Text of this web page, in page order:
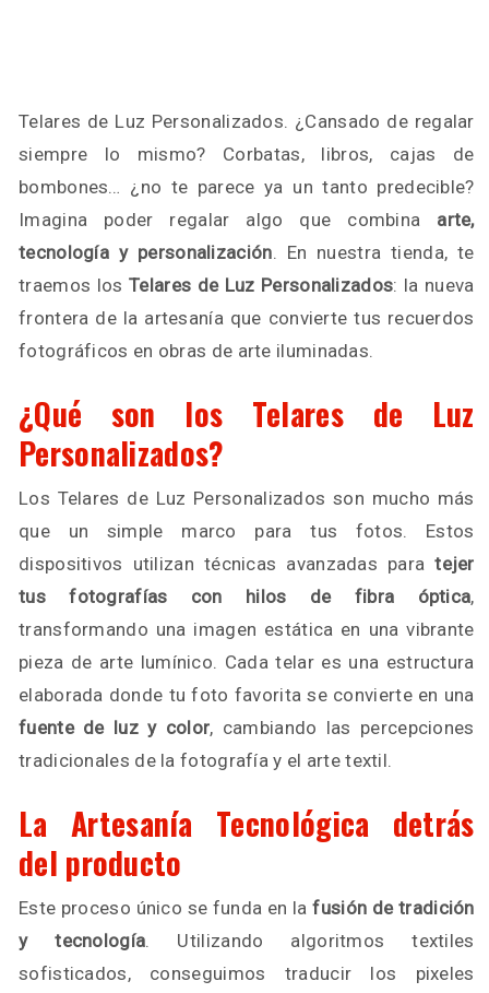
Telares de Luz Personalizados. ¿Cansado de regalar
siempre lo mismo? Corbatas, libros, cajas de
bombones… ¿no te parece ya un tanto predecible?
Imagina poder regalar algo que combina arte,
tecnología y personalización. En nuestra tienda, te
traemos los Telares de Luz Personalizados: la nueva
frontera de la artesanía que convierte tus recuerdos
fotográficos en obras de arte iluminadas.
¿Qué son los Telares de Luz
Personalizados?
Los Telares de Luz Personalizados son mucho más
que un simple marco para tus fotos. Estos
dispositivos utilizan técnicas avanzadas paratejer
tus fotografías con hilos de fibra óptica,
transformando una imagen estática en una vibrante
pieza de arte lumínico. Cada telar es una estructura
elaborada donde tu foto favorita se convierte en una
fuente de luz y color, cambiando las percepciones
tradicionales de la fotografía y el arte textil.
La Artesanía Tecnológica detrás
del producto
Este proceso único se funda en lafusión de tradición
y tecnología. Utilizando algoritmos textiles
sofisticados, conseguimos traducir los pixeles